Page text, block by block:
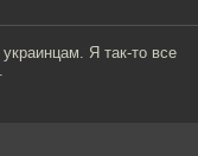
Я так-то все